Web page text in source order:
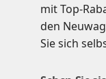
mit Top-
den
Sie sich